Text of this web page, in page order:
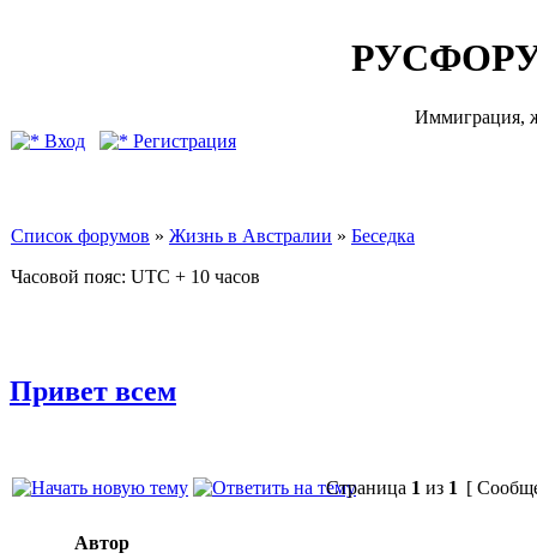
Иммиграция,
Вход
Регистрация
Список форумов » Жизнь в Австралии » Беседка
Часовой пояс: UTC + 10 часов
Привет всем
Страница 1 из 1 [
Автор